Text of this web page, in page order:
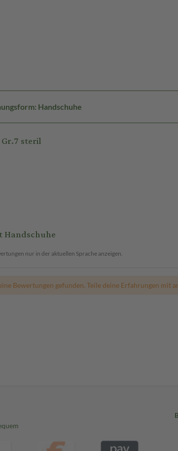
Handschuhe
steril
Handschuhe
nur in der aktuellen Sprache anzeigen.
Bewertungen gefunden. Teile deine Erfahrungen mit